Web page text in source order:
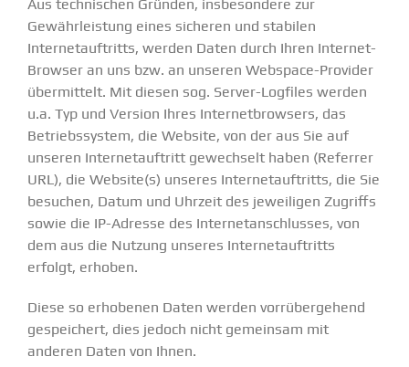
Aus technischen Gründen, insbesondere zur
Gewährleistung eines sicheren und stabilen
Internetauftritts, werden Daten durch Ihren Internet-
Browser an uns bzw. an unseren Webspace-Provider
übermittelt. Mit diesen sog. Server-Logfiles werden
u.a. Typ und Version Ihres Internetbrowsers, das
Betriebssystem, die Website, von der aus Sie auf
unseren Internetauftritt gewechselt haben (Referrer
URL), die Website(s) unseres Internetauftritts, die Sie
besuchen, Datum und Uhrzeit des jeweiligen Zugriffs
sowie die IP-Adresse des Internetanschlusses, von
dem aus die Nutzung unseres Internetauftritts
erfolgt, erhoben.
Diese so erhobenen Daten werden vorrübergehend
gespeichert, dies jedoch nicht gemeinsam mit
anderen Daten von Ihnen.